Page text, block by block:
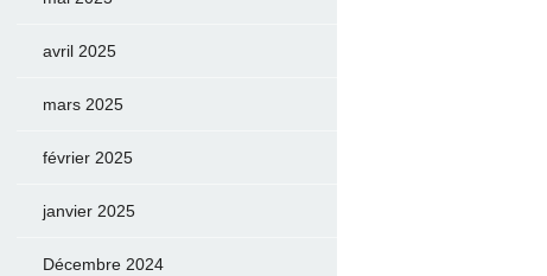
avril 2025
mars 2025
février 2025
janvier 2025
Décembre 2024